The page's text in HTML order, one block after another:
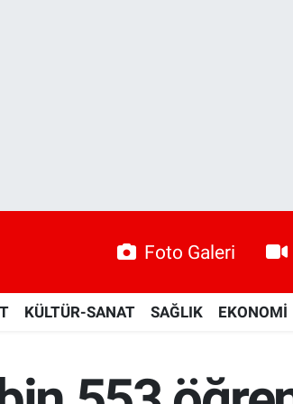
Foto Galeri
KÜLTÜR-SANAT SAĞLIK EKONOMİ